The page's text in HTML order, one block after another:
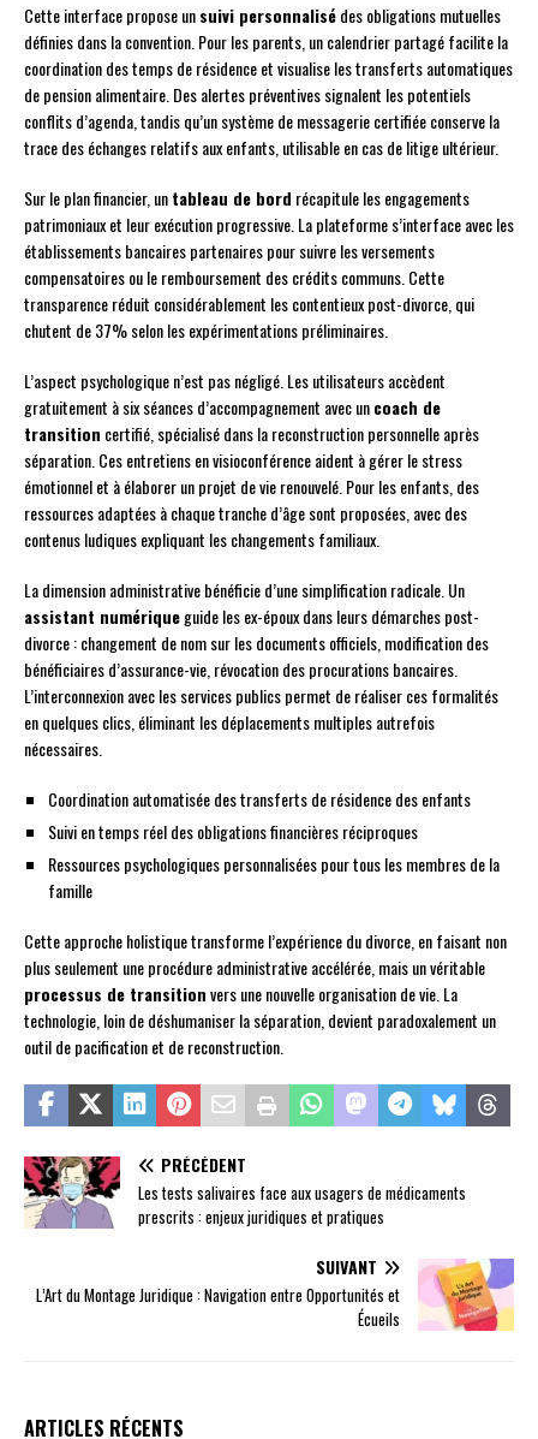
Cette interface propose unsuivi personnalisédes obligations mutuelles
définies dans la convention. Pour les parents, un calendrier partagé facilite la
coordination des temps de résidence et visualise les transferts automatiques
de pension alimentaire. Des alertes préventives signalent les potentiels
conflits d’agenda, tandis qu’un système de messagerie certifiée conserve la
trace des échanges relatifs aux enfants, utilisable en cas de litige ultérieur.
Sur le plan financier, untableau de bord récapitule les engagements
patrimoniaux et leur exécution progressive. La plateforme s’interface avec les
établissements bancaires partenaires pour suivre les versements
compensatoires ou le remboursement des crédits communs. Cette
transparence réduit considérablement les contentieux post-divorce, qui
chutent de 37% selon les expérimentations préliminaires.
L’aspect psychologique n’est pas négligé. Les utilisateurs accèdent
gratuitement à six séances d’accompagnement avec uncoach de
transition certifié, spécialisé dans la reconstruction personnelle après
séparation. Ces entretiens en visioconférence aident à gérer le stress
émotionnel et à élaborer un projet de vie renouvelé. Pour les enfants, des
ressources adaptées à chaque tranche d’âge sont proposées, avec des
contenus ludiques expliquant les changements familiaux.
La dimension administrative bénéficie d’une simplification radicale. Un
assistant numériqueguide les ex-époux dans leurs démarches post-
divorce : changement de nom sur les documents officiels, modification des
bénéficiaires d’assurance-vie, révocation des procurations bancaires.
L’interconnexion avec les services publics permet de réaliser ces formalités
en quelques clics, éliminant les déplacements multiples autrefois
nécessaires.
Coordination automatisée des transferts de résidence des enfants
Suivi en temps réel des obligations financières réciproques
Ressources psychologiques personnalisées pour tous les membres de la
famille
Cette approche holistique transforme l’expérience du divorce, en faisant non
plus seulement une procédure administrative accélérée, mais un véritable
processus de transitionvers une nouvelle organisation de vie. La
technologie, loin de déshumaniser la séparation, devient paradoxalement un
outil de pacification et de reconstruction.
PRÉCÉDENT
Les tests salivaires face aux usagers de médicaments
prescrits : enjeux juridiques et pratiques
SUIVANT
L’Art du Montage Juridique : Navigation entre Opportunités et
Écueils
ARTICLES RÉCENTS